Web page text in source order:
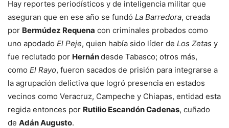
Hay reportes periodísticos y de inteligencia militar que
aseguran que en ese año se fundó La Barredora, creada
por Bermúdez Requena con criminales probados como
uno apodado El Peje, quien había sido líder de Los Zetas y
fue reclutado por Hernándesde Tabasco; otros más,
como El Rayo, fueron sacados de prisión para integrarse a
la agrupación delictiva que logró presencia en estados
vecinos como Veracruz, Campeche y Chiapas, entidad esta
regida entonces por Rutilio Escandón Cadenas, cuñado
de Adán Augusto.